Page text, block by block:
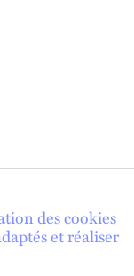
des cookies
et réaliser